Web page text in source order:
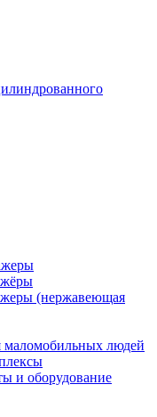
(нержавеющая
маломобильных людей
и оборудование